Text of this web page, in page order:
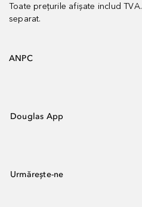
Toate prețurile afișate includ TVA.
separat.
ANPC
Douglas App
Urmărește-ne